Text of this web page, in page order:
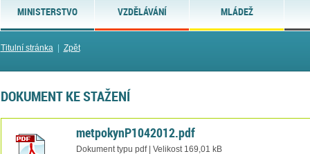
MINISTERSTVO VZDĚLÁVÁNÍ MLÁDEŽ
Titulní stránka| Zpět
DOKUMENT KE STAŽENÍ
metpokynP1042012.pdf
Dokument typu pdf | Velikost 169,01 kB